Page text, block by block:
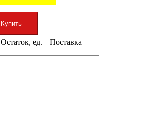
Купить
Остаток, ед. Поставка